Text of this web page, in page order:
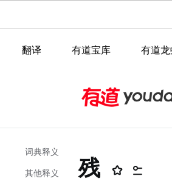
翻译 有道宝库 有道龙
词典释义
其他释义 残